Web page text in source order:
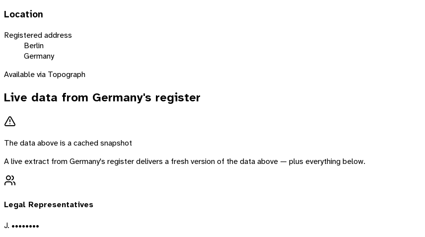
Location
Registered address
Berlin
Germany
Available via Topograph
Live data from Germany's register
The data above is a cached snapshot
A live extract fromGermany's register delivers a fresh version of the data above — plus everything below.
Legal Representatives
J. ••••••••